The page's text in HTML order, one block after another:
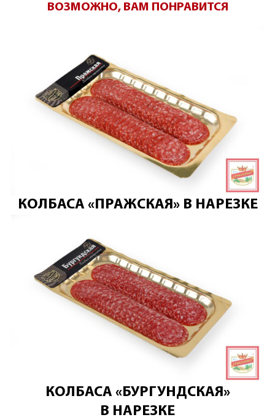
ВОЗМОЖНО, ВАМ ПОНРАВИТСЯ
КОЛБАСА «ПРАЖСКАЯ» В НАРЕЗКЕ
КОЛБАСА «БУРГУНДСКАЯ»
В НАРЕЗКЕ